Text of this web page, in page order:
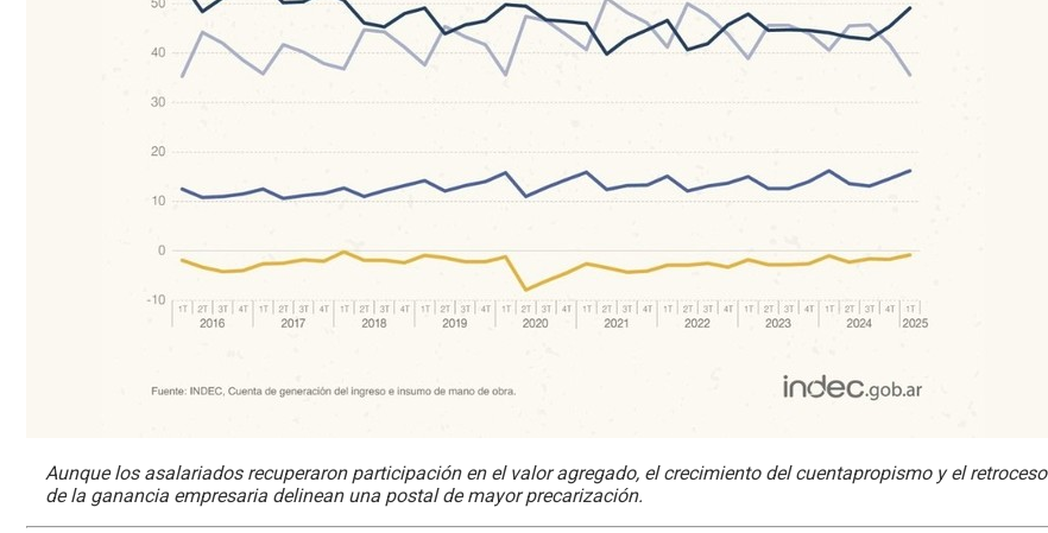
Aunque los asalariados recuperaron participación en el valor agregado, el crecimiento del cuentapropismo y el retroceso
de la ganancia empresaria delinean una postal de mayor precarización.